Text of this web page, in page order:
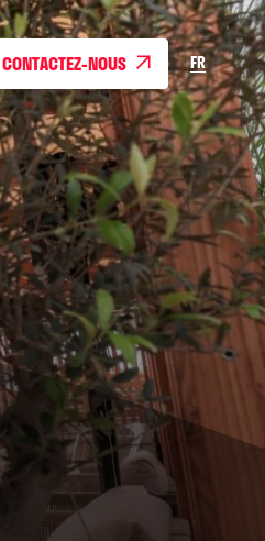
CONTACTEZ-NOUS FR